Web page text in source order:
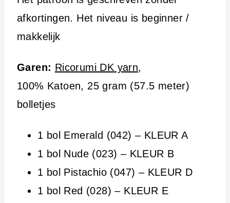
afkortingen. Het niveau is beginner /
makkelijk
Garen: Ricorumi DK yarn,
100% Katoen, 25 gram (57.5 meter)
bolletjes
1 bol Emerald (042) – KLEUR A
1 bol Nude (023) – KLEUR B
1 bol Pistachio (047) – KLEUR D
1 bol Red (028) – KLEUR E